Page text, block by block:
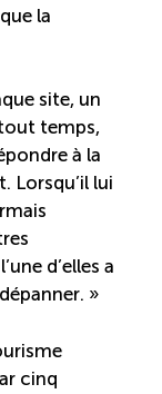
la
site, un
tout temps,
à la
Lorsqu’il lui
d’elles a
»
cinq